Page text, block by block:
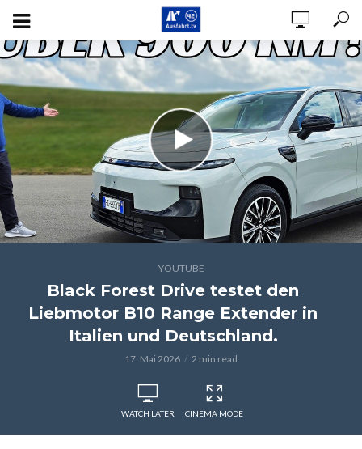
YOUTUBE
Black Forest Drive testet den
Liebmotor B10 Range Extender in
Italien und Deutschland.
17. Mai 2026 2 min read
WATCH LATER CINEMA MODE